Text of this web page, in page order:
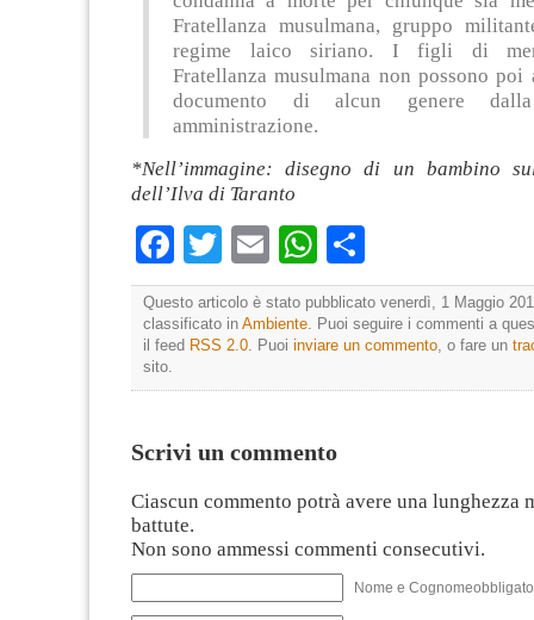
Fratellanza musulmana, gruppo
regime laico siriano. I figli di
Fratellanza musulmana non possono poi
documento di alcun genere
amministrazione.
*Nell’immagine: disegno di un bambino
dell’Ilva di Taranto
Facebook
TwitterEmailWhatsApp
Questo articolo è stato pubblicato venerdì, 1 Maggio
classificato in Ambiente. Puoi seguire i commenti a
il feed RSS 2.0. Puoi inviare un commento, o fare un
sito.
Scrivi un commento
Ciascun commento potrà avere una lunghezza
battute.
Non sono ammessi commenti consecutivi.
Nome e